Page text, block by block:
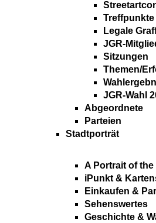
Legale
JGR-
Sitzungen
Themen/
JGR-Wahl
Abgeordnete
Parteien
Stadtporträt
A Portrait of the
iPunkt &
Einkaufen &
Sehenswertes
Geschichte &